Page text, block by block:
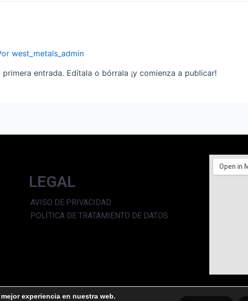
west_metals_admin
entrada. Edítala o bórrala ¡y comienza a publicar!
LEGAL
AVISO DE PRIVACIDAD
POLÍTICA DE TRATAMIENTO DE DATOS
experiencia en nuestra web.